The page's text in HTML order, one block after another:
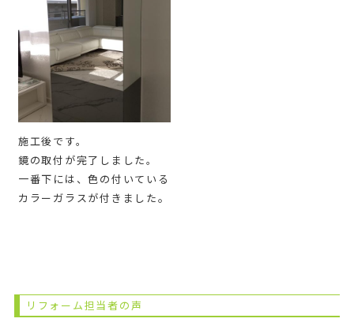
施工後です。
鏡の取付が完了しました。
一番下には、色の付いている
カラーガラスが付きました。
リフォーム担当者の声